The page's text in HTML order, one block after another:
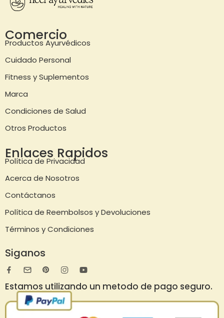
Comercio
Productos Ayurvédicos
Cuidado Personal
Fitness y Suplementos
Marca
Condiciones de Salud
Otros Productos
Enlaces Rapidos
Política de Privacidad
Acerca de Nosotros
Contáctanos
Política de Reembolsos y Devoluciones
Términos y Condiciones
Siganos
Estamos utilizando un metodo de pago seguro.